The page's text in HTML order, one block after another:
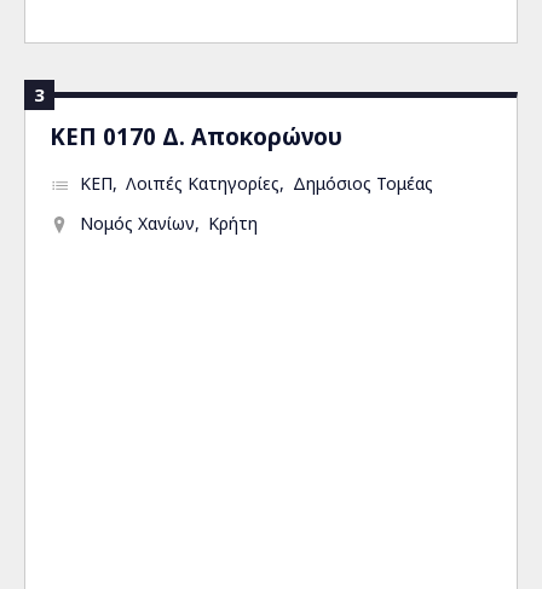
3
ΚΕΠ 0170 Δ. Αποκορώνου
ΚΕΠ Λοιπές Κατηγορίες
Δημόσιος Τομέας
Νομός Χανίων
Κρήτη